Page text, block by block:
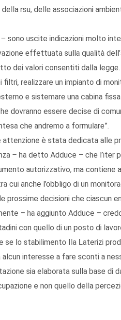
della rsu, delle associazioni
sono uscite indicazioni molto
effettuata sulla qualità
dei valori consentiti dalla
filtri, realizzare un impianto di
e sistemare una cabina
dovranno essere decise di
che andremo a formulare”.
attenzione è stata dedicata alle
– ha detto Adduce – che
autorizzativo, ma contiene
cui anche l’obbligo di un
prossime decisioni che ciascun
– ha aggiunto Adduce –
con quello di un posto di
se lo stabilimento Ila Laterizi
alcun interesse a fare sconti a
sia elaborata sulla base di
e non quello della